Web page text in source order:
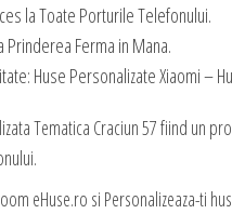
la Toate Porturile Telefonului.
Prinderea Ferma in Mana.
Huse Personalizate Xiaomi –
Tematica Craciun 57 fiind un
eHuse.ro si Personalizeaza-ti